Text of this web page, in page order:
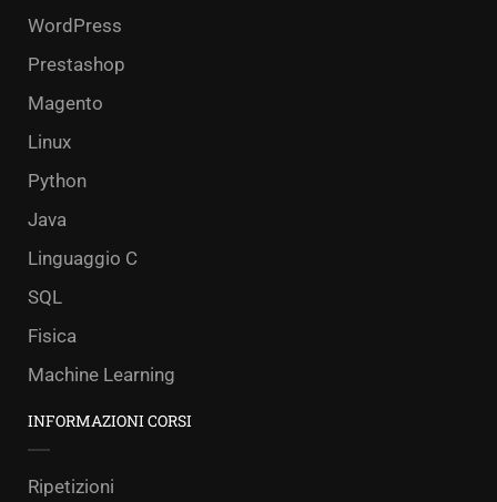
WordPress
Prestashop
Magento
Linux
Python
Java
Linguaggio C
SQL
Fisica
Machine Learning
INFORMAZIONI CORSI
Ripetizioni